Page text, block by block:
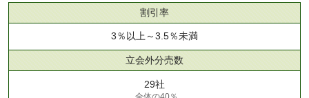
割引率
3％以上～3.5％未満
立会外分売数
29社